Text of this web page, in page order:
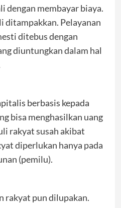
dengan membayar biaya.
ditampakkan. Pelayanan
ditebus dengan
diuntungkan dalam hal
berbasis kepada
bisa menghasilkan uang
rakyat susah akibat
diperlukan hanya pada
(pemilu).
rakyat pun dilupakan.